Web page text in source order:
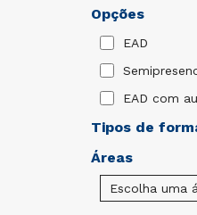
Opções
EAD
EAD com
Tipos de
Áreas